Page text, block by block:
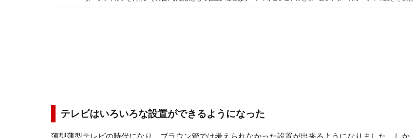
躍中。講演や全国系新聞での執筆やテレビ出演なども多い。
テレビはいろいろな設置ができるようになった
薄型薄型テレビの時代になり、ブラウン管では考えられなかった設置が出来るようになりました。しか